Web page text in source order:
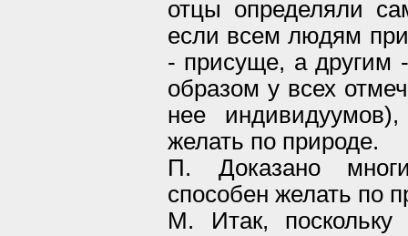
отцы определяли
если всем людям
- присуще, а другим
образом у всех
нее
желать по природе.
П. Доказано
способен желать по
М. Итак, поскольку